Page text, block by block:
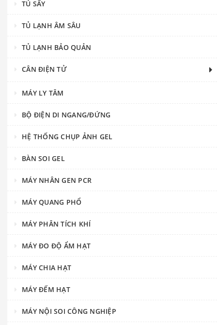
TỦ SẤY
TỦ LẠNH ÂM SÂU
TỦ LẠNH BẢO QUẢN
CÂN ĐIỆN TỬ
MÁY LY TÂM
BỘ ĐIỆN DI NGANG/ĐỨNG
HỆ THỐNG CHỤP ẢNH GEL
BÀN SOI GEL
MÁY NHÂN GEN PCR
MÁY QUANG PHỔ
MÁY PHÂN TÍCH KHÍ
MÁY ĐO ĐỘ ẨM HẠT
MÁY CHIA HẠT
MÁY ĐẾM HẠT
MÁY NỘI SOI CÔNG NGHIỆP